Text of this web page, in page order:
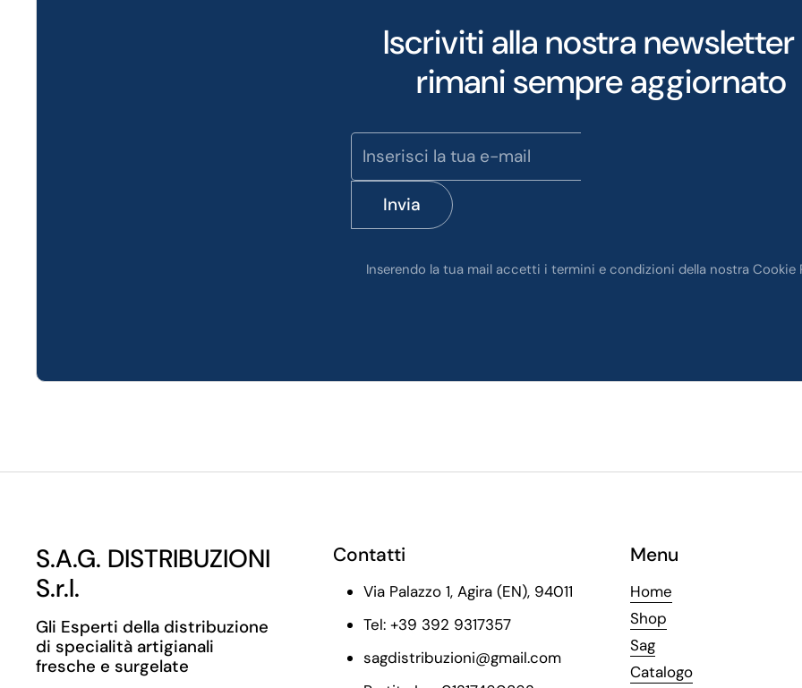
Iscriviti alla nostra newsletter
rimani sempre aggiornato
Invia
Inserendo la tua mail accetti i termini e condizioni della nostra Cookie
S.A.G. DISTRIBUZIONI
S.r.l.
Gli Esperti della distribuzione
di specialità artigianali
fresche e surgelate
Contatti
Via Palazzo 1, Agira (EN), 94011
Tel: +39 392 9317357
sagdistribuzioni@gmail.com
Menu
Home
Shop
Sag
Catalogo